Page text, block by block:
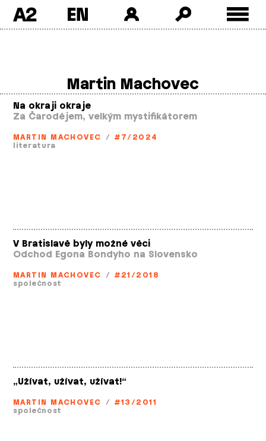
A2
Martin Machovec
Na okraji okraje
Za Čarodějem, velkým mystifikátorem
MARTIN MACHOVEC / #7/2024
literatura
V Bratislavě byly možné věci
Odchod Egona Bondyho na Slovensko
MARTIN MACHOVEC / #21/2018
společnost
„Užívat, užívat, užívat!“
MARTIN MACHOVEC / #13/2011
společnost